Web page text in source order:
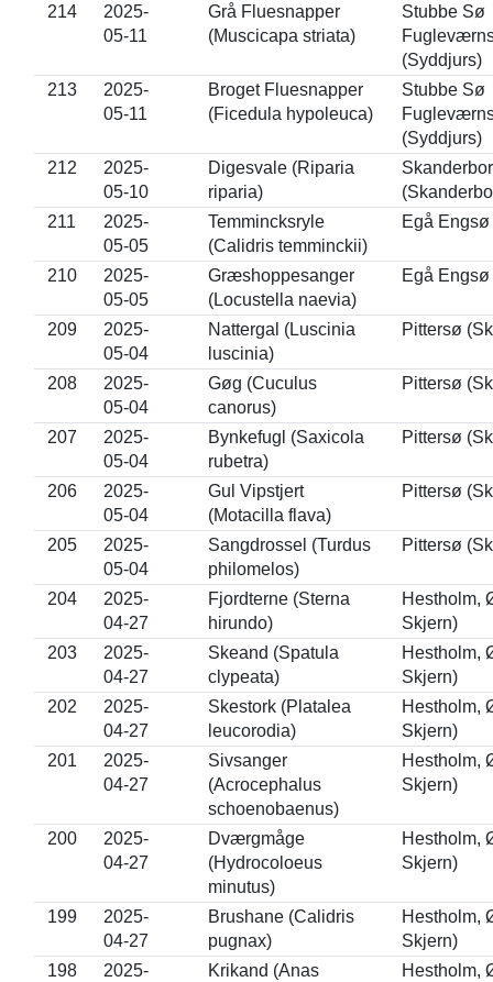
214
2025-
05-11
Grå Fluesnapper
(Muscicapa striata)
Stubbe Sø
(Syddjurs)
213
2025-
05-11
Broget Fluesnapper
(Ficedula hypoleuca)
Stubbe Sø
(Syddjurs)
212
2025-
05-10
Digesvale (Riparia
riparia)
211
2025-
05-05
Temmincksryle
(Calidris temminckii)
Egå
210
2025-
05-05
Græshoppesanger
(Locustella naevia)
Egå
209
2025-
05-04
Nattergal (Luscinia
luscinia)
Pittersø
208
2025-
05-04
Gøg (Cuculus
canorus)
Pittersø
207
2025-
05-04
Bynkefugl (Saxicola
rubetra)
Pittersø
206
2025-
05-04
Gul Vipstjert
(Motacilla flava)
Pittersø
205
2025-
05-04
Sangdrossel (Turdus
philomelos)
Pittersø
204
2025-
04-27
Fjordterne (Sterna
hirundo)
Hestholm,
Skjern)
203
2025-
04-27
Skeand (Spatula
clypeata)
Hestholm,
Skjern)
202
2025-
04-27
Skestork (Platalea
leucorodia)
Hestholm,
Skjern)
201
2025-
04-27
Sivsanger
(Acrocephalus
schoenobaenus)
Hestholm,
Skjern)
200
2025-
04-27
Dværgmåge
(Hydrocoloeus
minutus)
Hestholm,
Skjern)
199
2025-
04-27
Brushane (Calidris
pugnax)
Hestholm,
Skjern)
198
2025-
Krikand (Anas
Hestholm,